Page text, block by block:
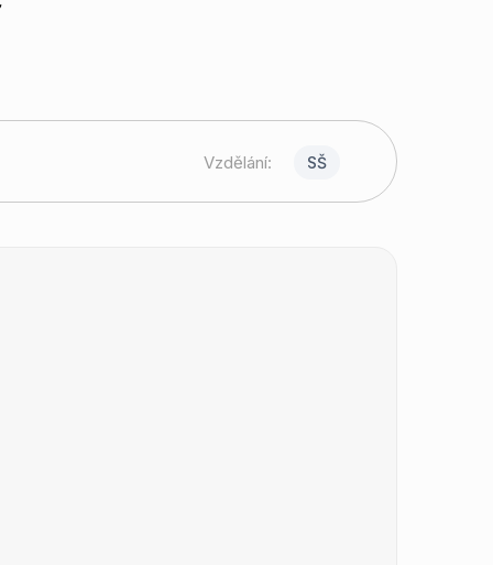
Vzdělání: SŠ